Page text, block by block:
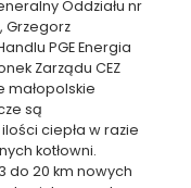
Oddziału nr
Grzegorz
PGE Energia
Zarządu CEZ
małopolskie
są
ciepła w razie
kotłowni.
do 20 km nowych